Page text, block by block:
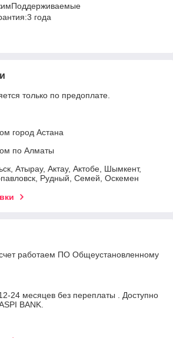
года
только по предоплате.
город Астана
по Алматы
Атырау, Актау, Актобе, Шымкент,
Рудный, Семей, Оскемен
работаем ПО Общеустановленному
24 месяцев без переплаты . Доступно
BANK.